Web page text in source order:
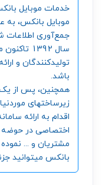
خدمات موبایل
موبایل بانکس، به
جمع‌آوری
سال 1392
تولیدکنندگان و
باشد.
همچنین، پس از
زیرساختهای
اقدام به ارائه
اختصاصی در حوضه
مشتریان و ...
بانکس میتوانید